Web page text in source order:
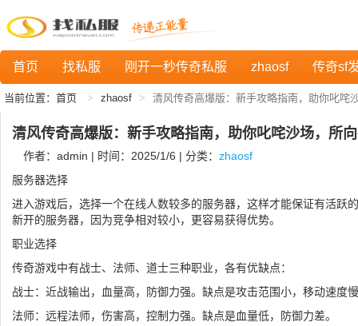
首页 找私服 刚开一秒传奇私服 zhaosf 传奇sf
当前位置： 首页 zhaosf 清风传奇高爆版：新手攻略指南，助你叱咤
清风传奇高爆版：新手攻略指南，助你叱咤沙场，所
作者：admin | 时间：2025/1/6 | 分类： zhaosf
服务器选择
进入游戏后，选择一个在线人数较多的服务器，这样才能保证有活跃
新开的服务器，因为竞争相对较小，更容易获得优势。
职业选择
传奇游戏中有战士、法师、道士三种职业，各有优缺点：
战士：近战输出，血量高，防御力强。缺点是攻击范围小，移动速度
法师：远程法师，伤害高，控制力强。缺点是血量低，防御力差。